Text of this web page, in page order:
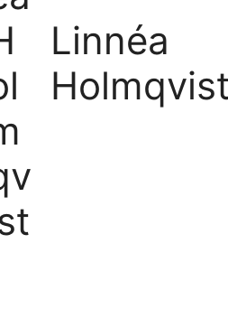
Linnéa